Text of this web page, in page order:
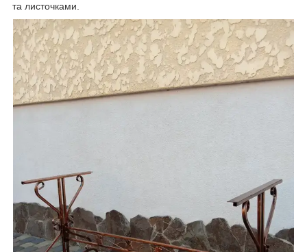
та листочками.